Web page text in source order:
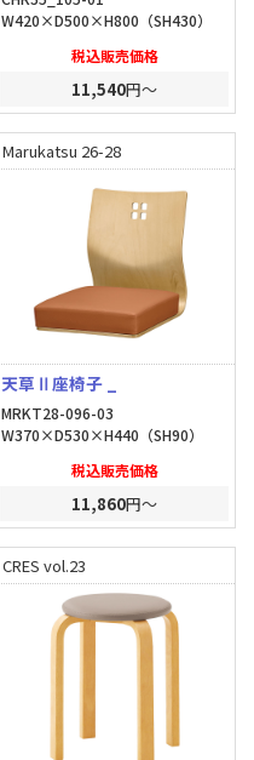
W420×D500×H800（SH430）
税込販売価格
11,540円～
Marukatsu 26-28
天草Ⅱ座椅子 _
MRKT28-096-03
W370×D530×H440（SH90）
税込販売価格
11,860円～
CRES vol.23